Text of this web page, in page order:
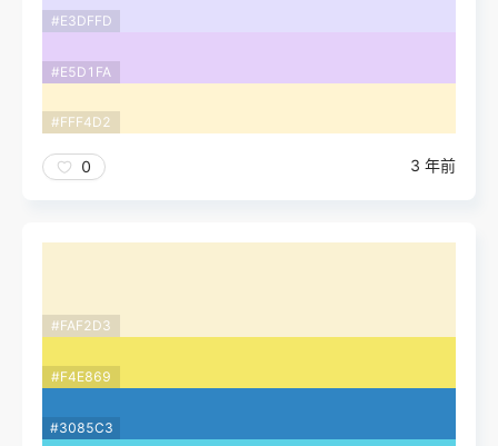
#E3DFFD
#E5D1FA
#FFF4D2
0 3 年前
#FAF2D3
#F4E869
#3085C3